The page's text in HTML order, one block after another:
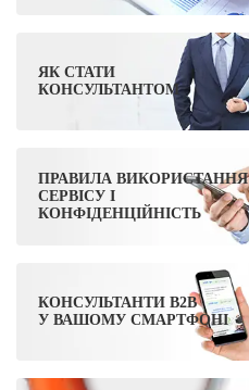
ЯК СТАТИ
КОНСУЛЬТАНТОМ
ПРАВИЛА ВИКОРИСТАННЯ
СЕРВІСУ І
КОНФІДЕНЦІЙНІСТЬ
КОНСУЛЬТАНТИ B2B
У ВАШОМУ СМАРТФОНІ